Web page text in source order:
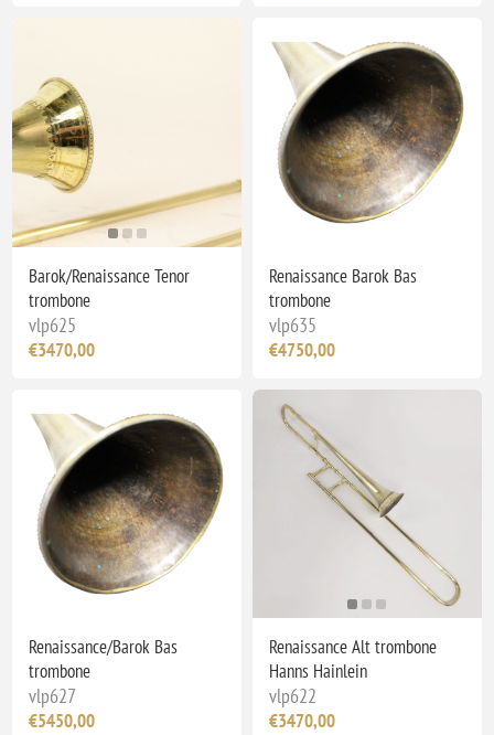
Barok/Renaissance Tenor
trombone
vlp625
€3470,00
Renaissance Barok Bas
trombone
vlp635
€4750,00
Renaissance/Barok Bas
trombone
vlp627
€5450,00
Renaissance Alt trombone
Hanns Hainlein
vlp622
€3470,00